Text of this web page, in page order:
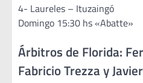
4- Laureles – Ituzaingó
Domingo 15:30 hs «Abatte»
Árbitros de Florida:
Fabricio Trezza y